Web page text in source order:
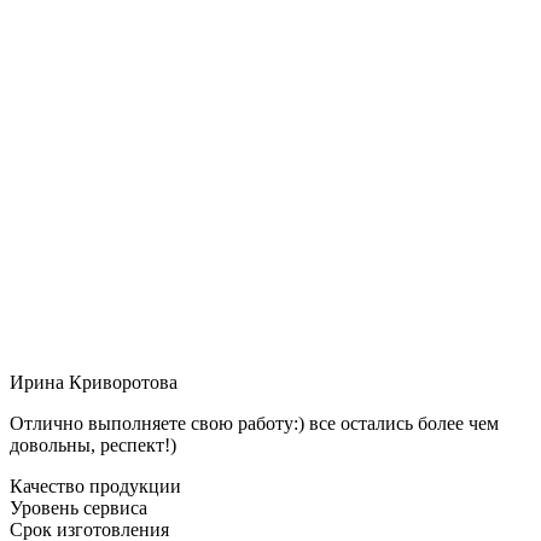
Ирина Криворотова
Отлично выполняете свою работу:) все остались более чем
довольны, респект!)
Качество продукции
Уровень сервиса
Срок изготовления